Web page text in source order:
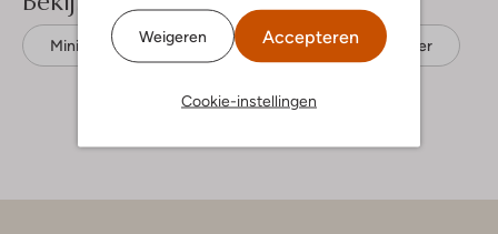
Weigeren Accepteren
Cookie-instellingen
Mini jurken Notes Du Nord Polyester